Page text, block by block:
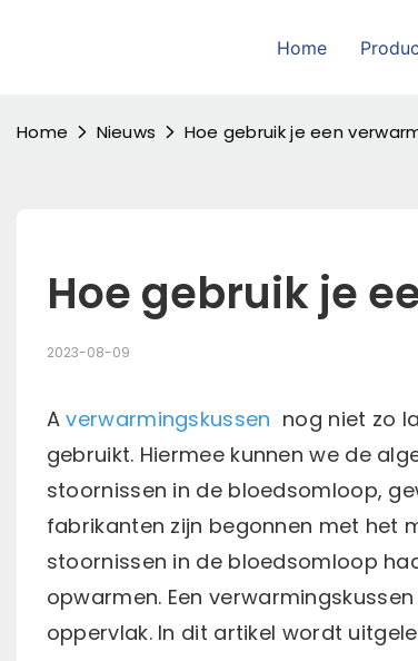
Home
Home Nieuws Hoe gebruik je een
Hoe gebruik je
2023-08-09
Averwarmingskussen nog niet zo
gebruikt. Hiermee kunnen we de
stoornissen in de bloedsomloop,
fabrikanten zijn begonnen met het
stoornissen in de bloedsomloop
opwarmen. Een
oppervlak. In dit artikel wordt